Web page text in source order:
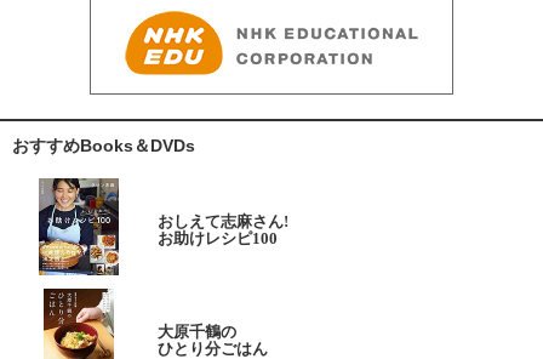
おすすめBooks＆DVDs
おしえて志麻さん!
お助けレシピ100
大原千鶴の
ひとり分ごはん